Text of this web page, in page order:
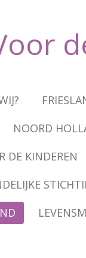
NOORD
DE KINDEREN